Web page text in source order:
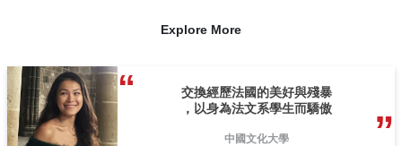
Explore More
交換經歷法國的美好與殘暴
，以身為法文系學生而驕傲
中國文化大學